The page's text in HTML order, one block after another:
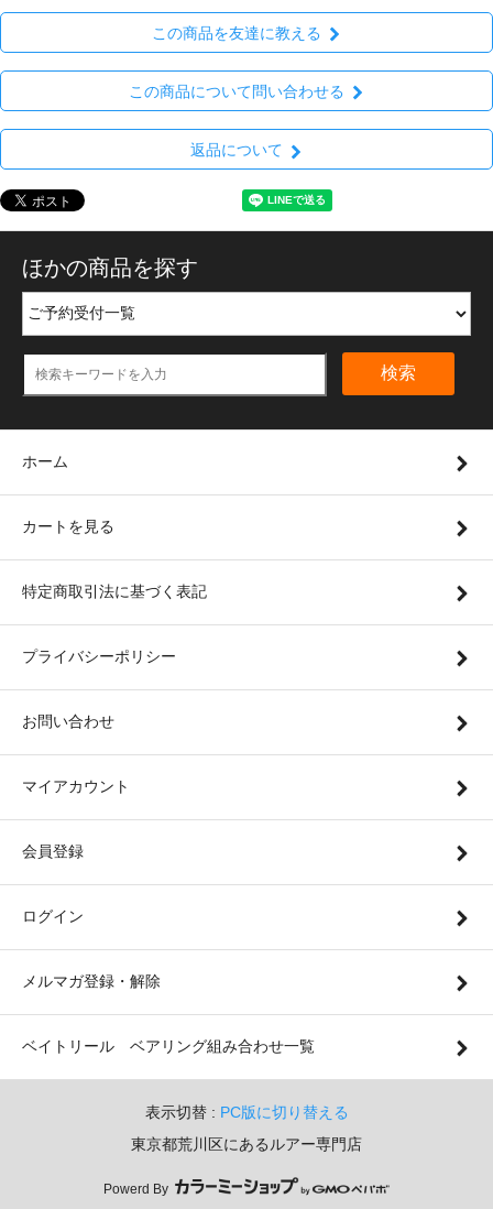
この商品を友達に教える
この商品について問い合わせる
返品について
ほかの商品を探す
検索
ホーム
カートを見る
特定商取引法に基づく表記
プライバシーポリシー
お問い合わせ
マイアカウント
会員登録
ログイン
メルマガ登録・解除
ベイトリール ベアリング組み合わせ一覧
表示切替 : PC版に切り替える
東京都荒川区にあるルアー専門店
Powerd By